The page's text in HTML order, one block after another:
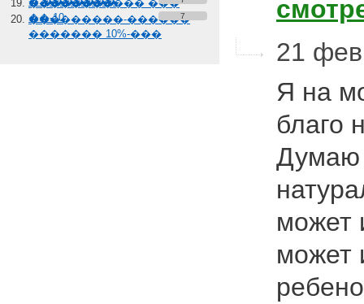
����������� ���
��-10
���������-������
������� 10%-���
7
21
Я на
благо
Думаю
может
может